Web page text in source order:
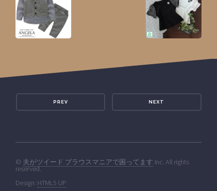
PREV NEXT
© 夫がツイード ブラウスマニアで困ってます Inc. All rights
reserved.
Design: HTML5 UP